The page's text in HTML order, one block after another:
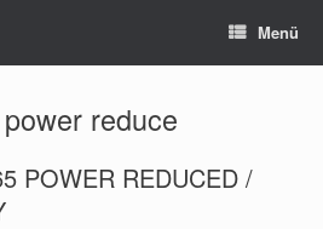
Menü
power reduce
POWER REDUCED /